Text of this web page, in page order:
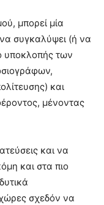
μπορεί μία
συγκαλύψει (ή να
υποκλοπής των
και
μένοντας
και να
και στα πιο
σχεδόν να